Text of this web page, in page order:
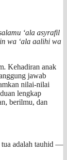
‘ala asyrafil
wa ‘ala aalihi wa
Kehadiran anak
jawab
nilai-nilai
lengkap
berilmu, dan
tua adalah tauhid —